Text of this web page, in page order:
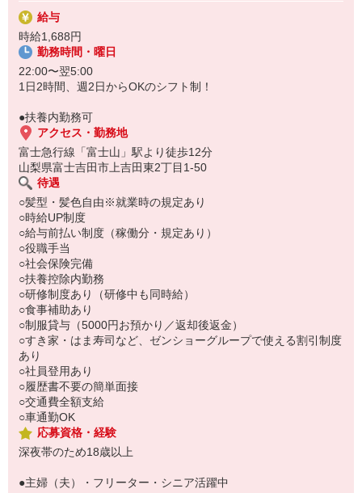
他にも、食材の調整や金銭管理、新しく入社したクルーの研修など
様々なお仕事があります。
セルフオーダー、セルフ会計で、現金の受け渡しはほとんどありま
せん。※一部店舗を除く
取り間違いもなく安心でスムーズ♪
マニュアルも用意していますので飲食店が初めての方でも大丈夫！
もちろん先輩クルーがしっかり教えてくれるので安心してくださ
い。
給与
時給1,688円
勤務時間・曜日
22:00〜翌5:00
1日2時間、週2日からOKのシフト制！
●扶養内勤務可
アクセス・勤務地
富士急行線「富士山」駅より徒歩12分
山梨県富士吉田市上吉田東2丁目1-50
待遇
○髪型・髪色自由※就業時の規定あり
○時給UP制度
○給与前払い制度（稼働分・規定あり）
○役職手当
○社会保険完備
○扶養控除内勤務
○研修制度あり（研修中も同時給）
○食事補助あり
○制服貸与（5000円お預かり／返却後返金）
○すき家・はま寿司など、ゼンショーグループで使える割引制度
あり
○社員登用あり
○履歴書不要の簡単面接
○交通費全額支給
○車通勤OK
応募資格・経験
深夜帯のため18歳以上
●主婦（夫）・フリーター・シニア活躍中